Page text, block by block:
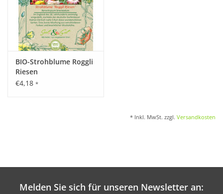
BIO-Strohblume Roggli
Riesen
€4,18 *
* Inkl. MwSt. zzgl. Versandkosten
Melden Sie sich für unseren Newsletter an: